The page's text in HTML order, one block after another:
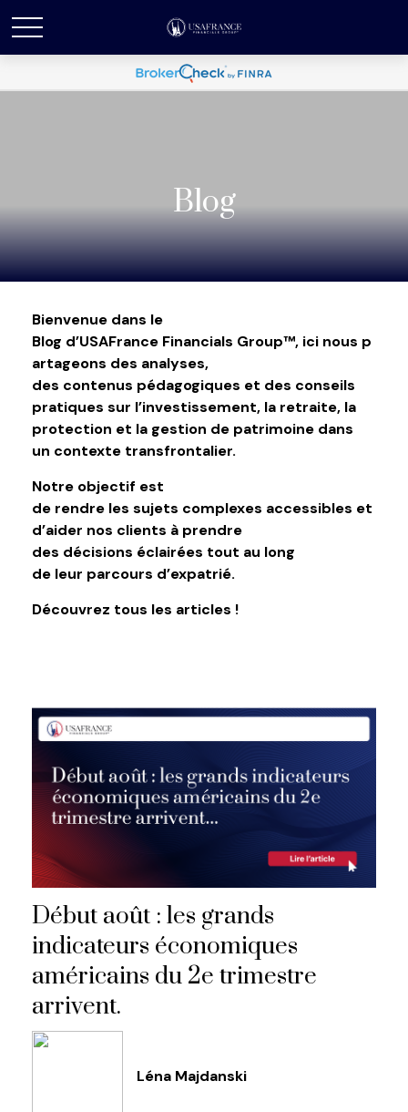
Blog
Bienvenue dans le
Blog d’USAFrance Financials Group™, ici nous p
artageons des analyses,
des contenus pédagogiques et des conseils
pratiques sur l’investissement, la retraite, la
protection et la gestion de patrimoine dans
un contexte transfrontalier.
Notre objectif est
de rendre les sujets complexes accessibles et
d’aider nos clients à prendre
des décisions éclairées tout au long
de leur parcours d’expatrié.
Découvrez tous les articles !
Début août : les grands
indicateurs économiques
américains du 2e trimestre
arrivent.
Léna Majdanski